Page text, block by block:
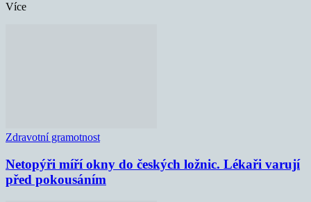
Více
Zdravotní gramotnost
Netopýři míří okny do českých ložnic. Lékaři varují
před pokousáním